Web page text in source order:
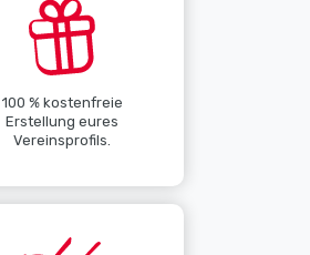
100 % kostenfreie
Erstellung eures
Vereinsprofils.